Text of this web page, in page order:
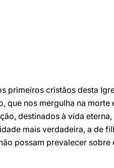
primeiros cristãos desta
que nos mergulha na morte
destinados à vida eterna,
mais verdadeira, a de
possam prevalecer sobre